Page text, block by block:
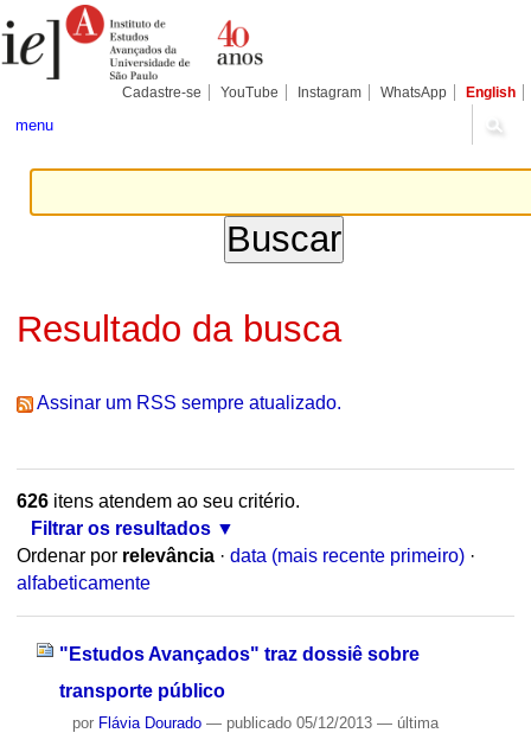
para
conteúdo.
Pessoais
Cadastre-se YouTube Instagram WhatsApp English
menu
Resultado da busca
Assinar um RSS sempre atualizado.
626itens atendem ao seu critério.
Filtrar os resultados
Ordenar por relevância · data (mais recente primeiro) ·
alfabeticamente
"Estudos Avançados" traz dossiê sobre
transporte público
por Flávia Dourado — publicado05/12/2013 — última